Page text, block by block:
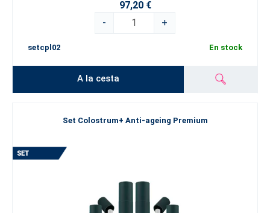
97,20 €
-
+
setcpl02 En stock
A la cesta
Set Colostrum+ Anti-ageing Premium